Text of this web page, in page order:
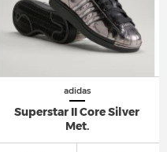
adidas
Superstar II Core Silver
Met.